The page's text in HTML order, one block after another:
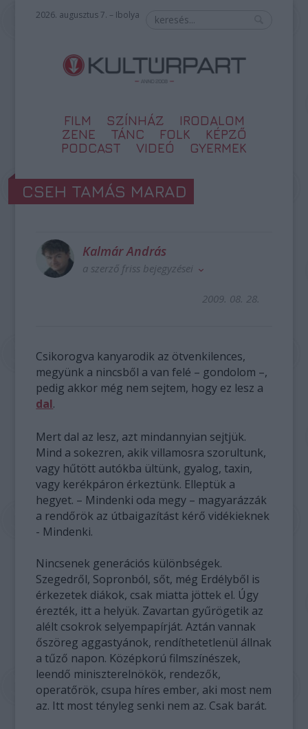
2026. augusztus 7. – Ibolya
FILM SZÍNHÁZ
IRODALOM
ZENE
TÁNC FOLK
KÉPZŐ
PODCAST
VIDEÓ GYERMEK
CSEH TAMÁS MARAD
Kalmár András
a szerző friss bejegyzései
2009. 08. 28.
Csikorogva kanyarodik az ötvenkilences,
megyünk a nincsből a van felé – gondolom –,
pedig akkor még nem sejtem, hogy ez lesz a
dal.
Mert dal az lesz, azt mindannyian sejtjük.
Mind a sokezren, akik villamosra szorultunk,
vagy hűtött autókba ültünk, gyalog, taxin,
vagy kerékpáron érkeztünk. Elleptük a
hegyet. – Mindenki oda megy – magyarázzák
a rendőrök az útbaigazítást kérő vidékieknek
- Mindenki.
Nincsenek generációs különbségek.
Szegedről, Sopronból, sőt, még Erdélyből is
érkezetek diákok, csak miatta jöttek el. Úgy
érezték, itt a helyük. Zavartan gyűrögetik az
alélt csokrok selyempapírját. Aztán vannak
őszöreg aggastyánok, rendíthetetlenül állnak
a tűző napon. Középkorú filmszínészek,
leendő miniszterelnökök, rendezők,
operatőrök, csupa híres ember, aki most nem
az. Itt most tényleg senki nem az. Csak barát.